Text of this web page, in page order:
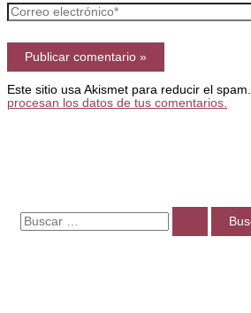
Correo
electrónico*
Este sitio usa Akismet para reducir el spam.
procesan los datos de tus comentarios.
B